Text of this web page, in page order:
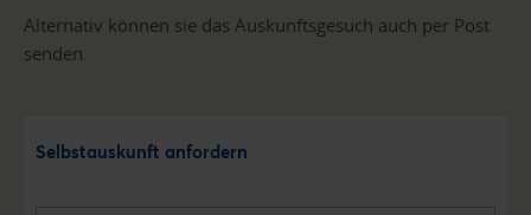
Alternativ können sie das Auskunftsgesuch auch per Post
senden.
Selbstauskunft anfordern